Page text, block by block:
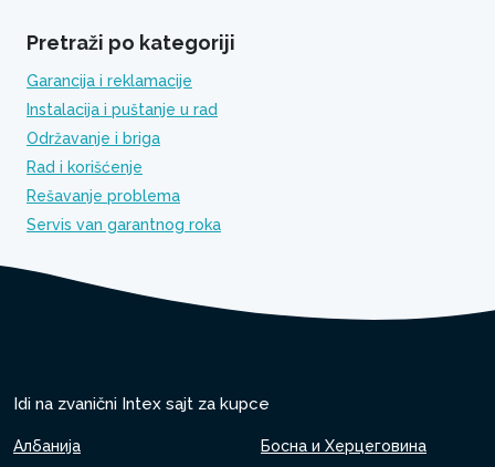
Pretraži po kategoriji
Garancija i reklamacije
Instalacija i puštanje u rad
Održavanje i briga
Rad i korišćenje
Rešavanje problema
Servis van garantnog roka
Idi na zvanični Intex sajt za kupce
Албанија
Босна и Херцеговина